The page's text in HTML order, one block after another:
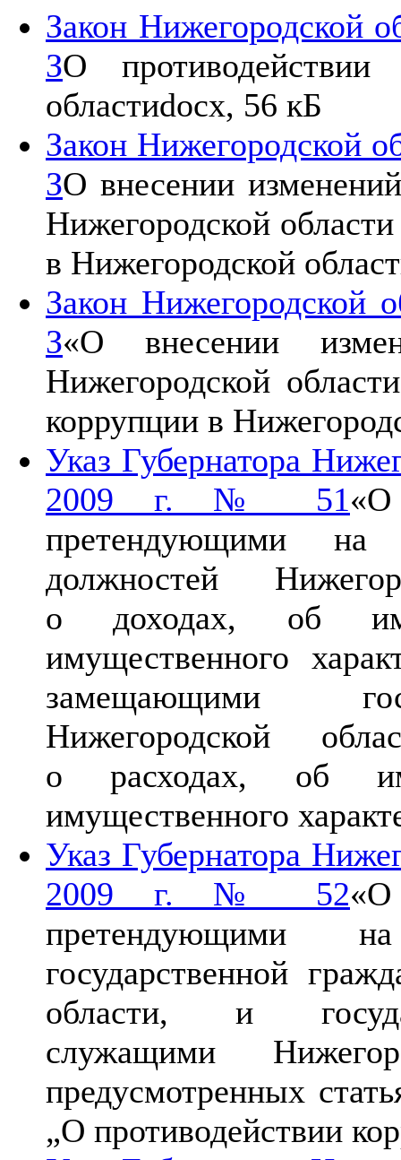
Закон Нижегородской
ЗО
областиdocx, 56 кБ
Закон Нижегородской
ЗО внесении
Нижегородской
в Нижегородской
Закон
З«О внесении
Нижегородской
коррупции в
Указ Губернатора
2009 г. № 51«О
претендующими на
должностей
о доходах, об
имущественного
замещающими
Нижегородской
о расходах, об
имущественного
Указ Губернатора
2009 г. № 52«О
претендующими
государственной
области, и
служащими
предусмотренных
„О противодействии